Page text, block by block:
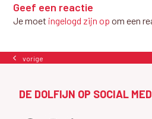
Geef een reactie
Je moet ingelogd zijn op om een
previous
vorige
DE DOLFIJN OP SOCIAL